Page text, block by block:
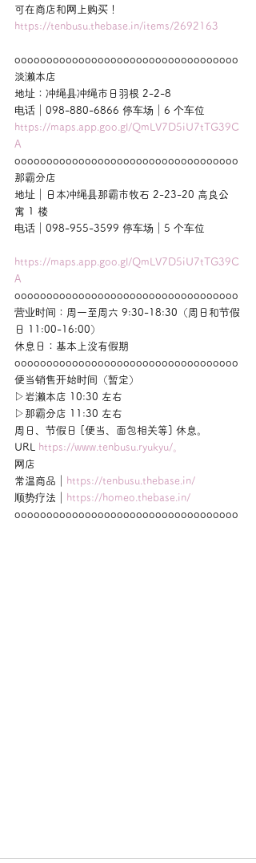
可在商店和网上购买！
https://tenbusu.thebase.in/items/2692163
ooooooooooooooooooooooooooooooooooo
淡濑本店
地址：冲绳县冲绳市日羽根 2-2-8
电话｜098-880-6866 停车场｜6 个车位
https://maps.app.goo.gl/QmLV7D5iU7tTG39C
A
ooooooooooooooooooooooooooooooooooo
那霸分店
地址｜日本冲绳县那霸市牧石 2-23-20 高良公
寓 1 楼
电话｜098-955-3599 停车场｜5 个车位
https://maps.app.goo.gl/QmLV7D5iU7tTG39C
A
ooooooooooooooooooooooooooooooooooo
营业时间：周一至周六 9:30-18:30（周日和节假
日 11:00-16:00）
休息日：基本上没有假期
ooooooooooooooooooooooooooooooooooo
便当销售开始时间（暂定）
▷岩濑本店 10:30 左右
▷那霸分店 11:30 左右
周日、节假日 [便当、面包相关等] 休息。
URL
https://www.tenbusu.ryukyu/。
网店
常温商品｜
https://tenbusu.thebase.in/
顺势疗法｜
https://homeo.thebase.in/
ooooooooooooooooooooooooooooooooooo